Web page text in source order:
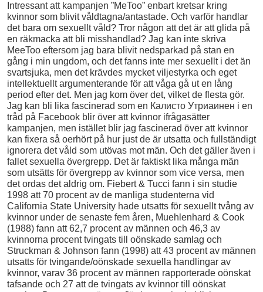
Intressant att kampanjen ”MeToo” enbart kretsar kring
kvinnor som blivit våldtagna/antastade. Och varför handlar
det bara om sexuellt våld? Tror någon att det är att glida på
en räkmacka att bli misshandlad? Jag kan inte skriva
MeeToo eftersom jag bara blivit nedsparkad på stan en
gång i min ungdom, och det fanns inte mer sexuellt i det än
svartsjuka, men det krävdes mycket viljestyrka och eget
intellektuellt argumenterande för att våga gå ut en lång
period efter det. Men jag kom över det, vilket de flesta gör.
Jag kan bli lika fascinerad som en Калисто Утриаинен i en
tråd på Facebook blir över att kvinnor ifrågasätter
kampanjen, men istället blir jag fascinerad över att kvinnor
kan fixera så oerhört på hur just de är utsatta och fullständigt
ignorera det våld som utövas mot män. Och det gäller även i
fallet sexuella övergrepp. Det är faktiskt lika många män
som utsätts för övergrepp av kvinnor som vice versa, men
det ordas det aldrig om. Fiebert & Tucci fann i sin studie
1998 att 70 procent av de manliga studenterna vid
California State University hade utsatts för sexuellt tvång av
kvinnor under de senaste fem åren, Muehlenhard & Cook
(1988) fann att 62,7 procent av männen och 46,3 av
kvinnorna procent tvingats till oönskade samlag och
Struckman & Johnson fann (1998) att 43 procent av männen
utsatts för tvingande/oönskade sexuella handlingar av
kvinnor, varav 36 procent av männen rapporterade oönskat
tafsande och 27 att de tvingats av kvinnor till oönskat